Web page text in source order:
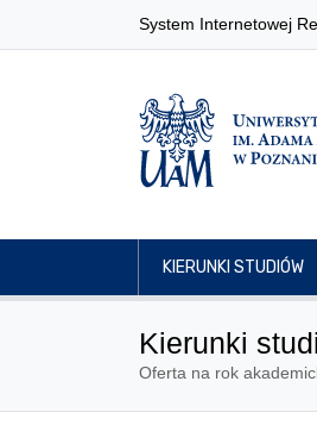
System Internetowej
KIERUNKI STUDIÓW
Kierunki
Oferta na rok